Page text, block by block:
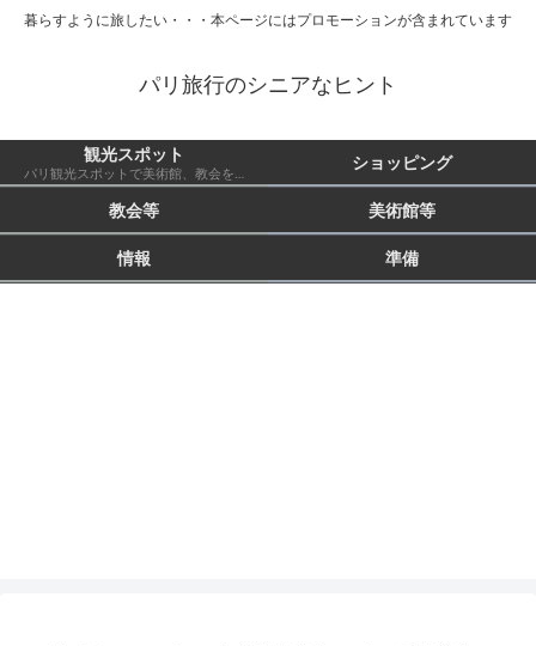
暮らすように旅したい・・・本ページにはプロモーションが含まれています
パリ旅行のシニアなヒント
観光スポット
パリ観光スポットで美術館、教会を除いたもの 市外も含む
ショッピング
教会等 美術館等
情報 準備